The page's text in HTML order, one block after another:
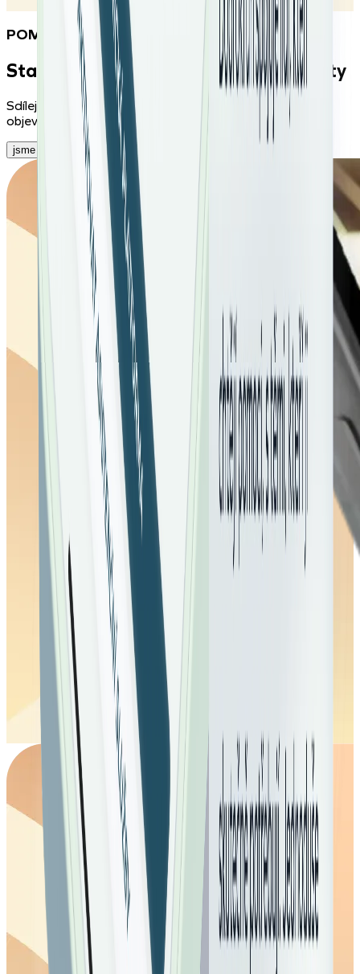
POMÁHEJ A SDÍLEJ ZKUŠENOSTI
Staňte se součástí dobrokruh komunity
Sdílejte své zkušenosti, inspirujte ostatní dobrovolníky a
objevte příběhy, které mění svět kolem nás.
jsme na instagramu